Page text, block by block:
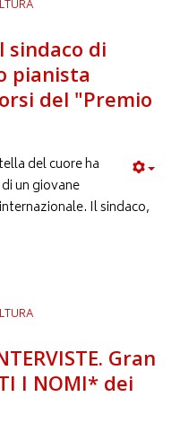
sindaco di
pianista
del "Premio
del cuore ha
un giovane
Il sindaco,
Gran
I NOMI* dei